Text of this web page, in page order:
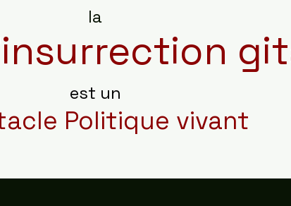
la
est un
Politique vivant